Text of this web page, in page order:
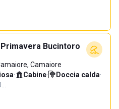
Bucintoro
Camaiore
· Cabine· Doccia calda·